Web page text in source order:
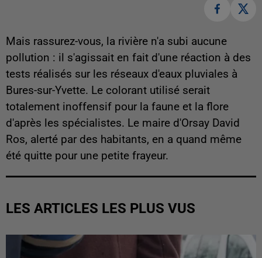
Mais rassurez-vous, la rivière n'a subi aucune
pollution : il s'agissait en fait d'une réaction à des
tests réalisés sur les réseaux d'eaux pluviales à
Bures-sur-Yvette. Le colorant utilisé serait
totalement inoffensif pour la faune et la flore
d'après les spécialistes. Le maire d'Orsay David
Ros, alerté par des habitants, en a quand même
été quitte pour une petite frayeur.
LES ARTICLES LES PLUS VUS